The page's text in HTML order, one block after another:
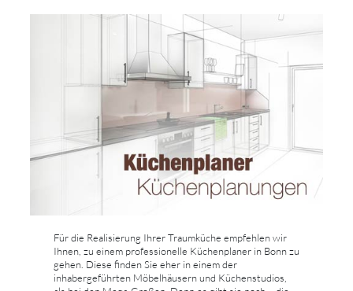
Für die Realisierung Ihrer Traumküche empfehlen wir
Ihnen, zu einem professionelle Küchenplaner in Bonn zu
gehen. Diese finden Sie eher in einem der
inhabergeführten Möbelhäusern und Küchenstudios,